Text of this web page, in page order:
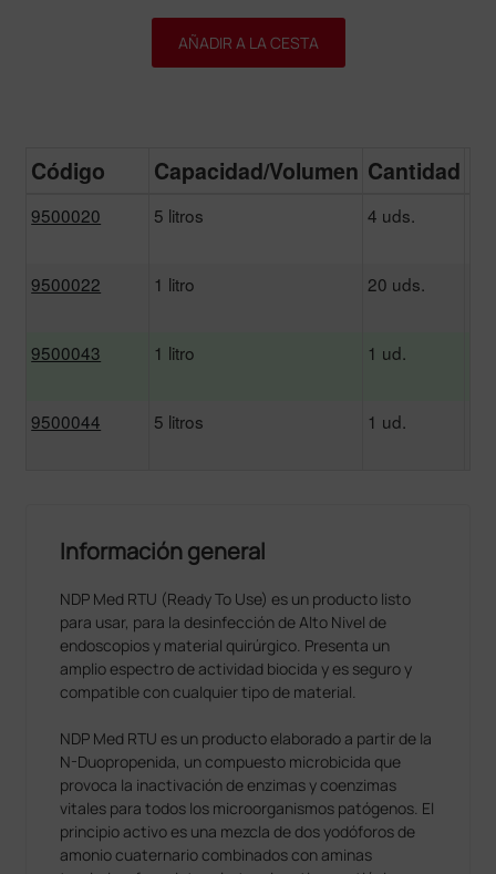
AÑADIR A LA CESTA
Código Capacidad/Volumen Cantidad
9500020 5 litros 4 uds.
9500022 1 litro 20 uds.
9500043 1 litro 1 ud.
9500044 5 litros 1 ud.
Información general
NDP Med RTU (Ready To Use) es un producto listo
para usar, para la desinfección de Alto Nivel de
endoscopios y material quirúrgico. Presenta un
amplio espectro de actividad biocida y es seguro y
compatible con cualquier tipo de material.
NDP Med RTU es un producto elaborado a partir de la
N-Duopropenida, un compuesto microbicida que
provoca la inactivación de enzimas y coenzimas
vitales para todos los microorganismos patógenos. El
principio activo es una mezcla de dos yodóforos de
amonio cuaternario combinados con aminas